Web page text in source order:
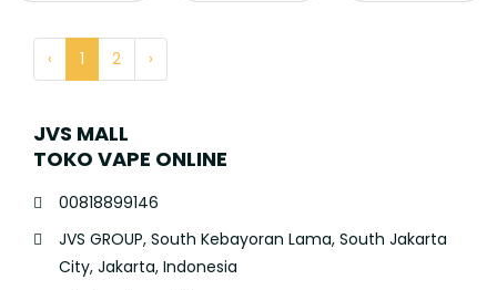
‹ 1 2 ›
JVS MALL
TOKO VAPE ONLINE
00818899146
JVS GROUP, South Kebayoran Lama, South Jakarta
City, Jakarta, Indonesia